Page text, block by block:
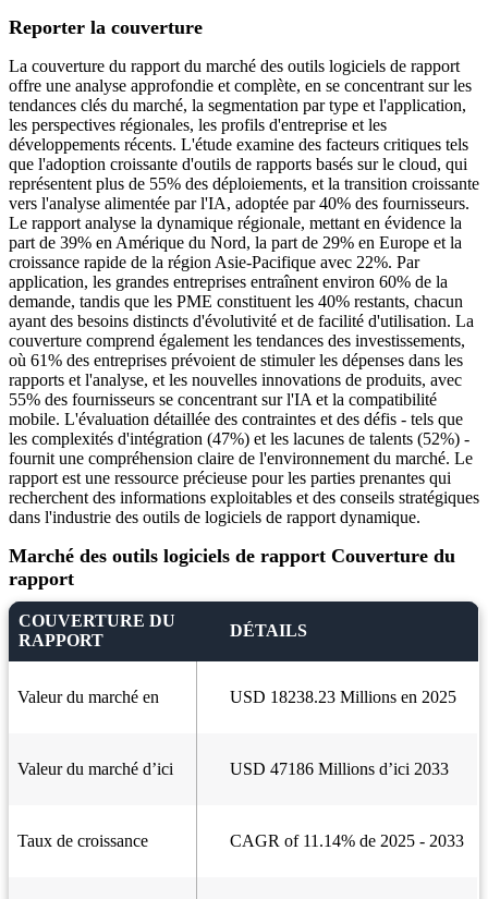
Reporter la couverture
La couverture du rapport du marché des outils logiciels de rapport
offre une analyse approfondie et complète, en se concentrant sur les
tendances clés du marché, la segmentation par type et l'application,
les perspectives régionales, les profils d'entreprise et les
développements récents. L'étude examine des facteurs critiques tels
que l'adoption croissante d'outils de rapports basés sur le cloud, qui
représentent plus de 55% des déploiements, et la transition croissante
vers l'analyse alimentée par l'IA, adoptée par 40% des fournisseurs.
Le rapport analyse la dynamique régionale, mettant en évidence la
part de 39% en Amérique du Nord, la part de 29% en Europe et la
croissance rapide de la région Asie-Pacifique avec 22%. Par
application, les grandes entreprises entraînent environ 60% de la
demande, tandis que les PME constituent les 40% restants, chacun
ayant des besoins distincts d'évolutivité et de facilité d'utilisation. La
couverture comprend également les tendances des investissements,
où 61% des entreprises prévoient de stimuler les dépenses dans les
rapports et l'analyse, et les nouvelles innovations de produits, avec
55% des fournisseurs se concentrant sur l'IA et la compatibilité
mobile. L'évaluation détaillée des contraintes et des défis - tels que
les complexités d'intégration (47%) et les lacunes de talents (52%) -
fournit une compréhension claire de l'environnement du marché. Le
rapport est une ressource précieuse pour les parties prenantes qui
recherchent des informations exploitables et des conseils stratégiques
dans l'industrie des outils de logiciels de rapport dynamique.
Marché des outils logiciels de rapport Couverture du
rapport
COUVERTURE DU
RAPPORT
DÉTAILS
Valeur du marché en USD 18238.23 Millions en 2025
Valeur du marché d’ici USD 47186 Millions d’ici 2033
Taux de croissance CAGR of 11.14% de 2025 - 2033